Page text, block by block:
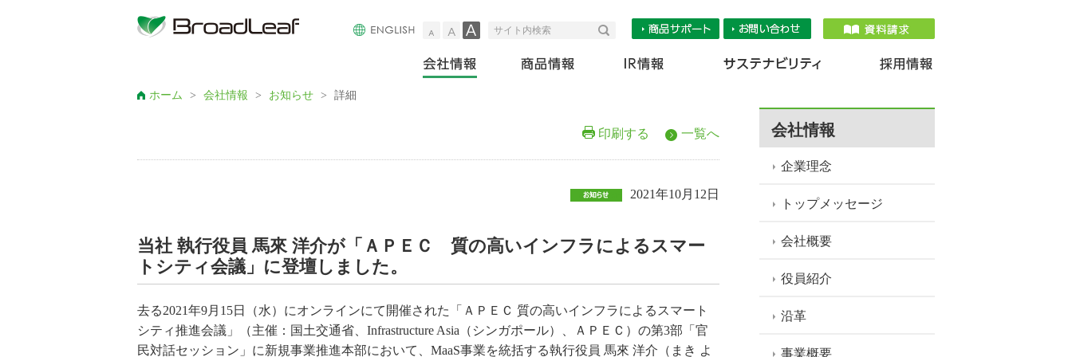
小 大
サイト内検索 検索
ホーム
> 会社情報 > お知らせ > 詳細
印刷する 一覧へ
2021年10月12日
当社 執行役員 馬來 洋介が「ＡＰＥＣ 質の高いインフラによるスマー
トシティ会議」に登壇しました。
去る2021年9月15日（水）にオンラインにて開催された「ＡＰＥＣ 質の高いインフラによるスマート
シティ推進会議」（主催：国土交通省、Infrastructure Asia（シンガポール）、ＡＰＥＣ）の第3部「官
民対話セッション」に新規事業推進本部において、MaaS事業を統括する執行役員 馬來 洋介（まき よ
会社情報
企業理念
トップメッセージ
会社概要
役員紹介
沿革
事業概要